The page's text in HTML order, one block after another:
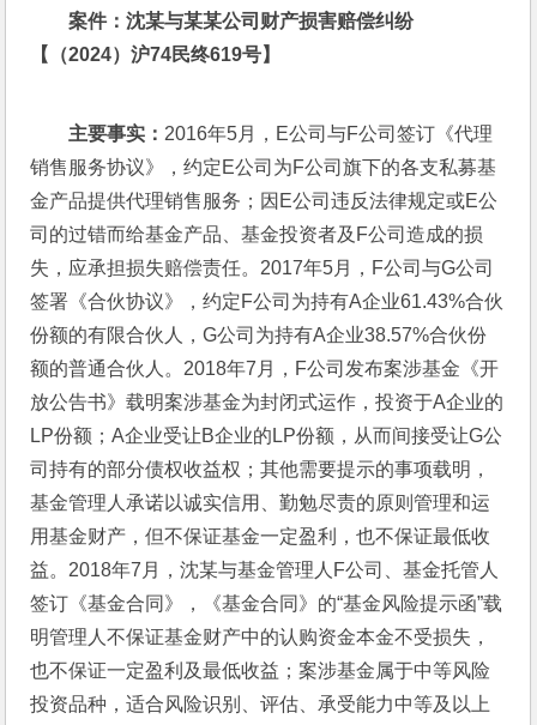
案件：沈某与某某公司财产损害赔偿纠纷
【（2024）沪74民终619号】
主要事实： 2016年5月，E公司与F公司签订《代理
销售服务协议》，约定E公司为F公司旗下的各支私募基
金产品提供代理销售服务；因E公司违反法律规定或E公
司的过错而给基金产品、基金投资者及F公司造成的损
失，应承担损失赔偿责任。2017年5月，F公司与G公司
签署《合伙协议》，约定F公司为持有A企业61.43%合伙
份额的有限合伙人，G公司为持有A企业38.57%合伙份
额的普通合伙人。2018年7月，F公司发布案涉基金《开
放公告书》载明案涉基金为封闭式运作，投资于A企业的
LP份额；A企业受让B企业的LP份额，从而间接受让G公
司持有的部分债权收益权；其他需要提示的事项载明，
基金管理人承诺以诚实信用、勤勉尽责的原则管理和运
用基金财产，但不保证基金一定盈利，也不保证最低收
益。2018年7月，沈某与基金管理人F公司、基金托管人
签订《基金合同》，《基金合同》的“基金风险提示函”载
明管理人不保证基金财产中的认购资金本金不受损失，
也不保证一定盈利及最低收益；案涉基金属于中等风险
投资品种，适合风险识别、评估、承受能力中等及以上